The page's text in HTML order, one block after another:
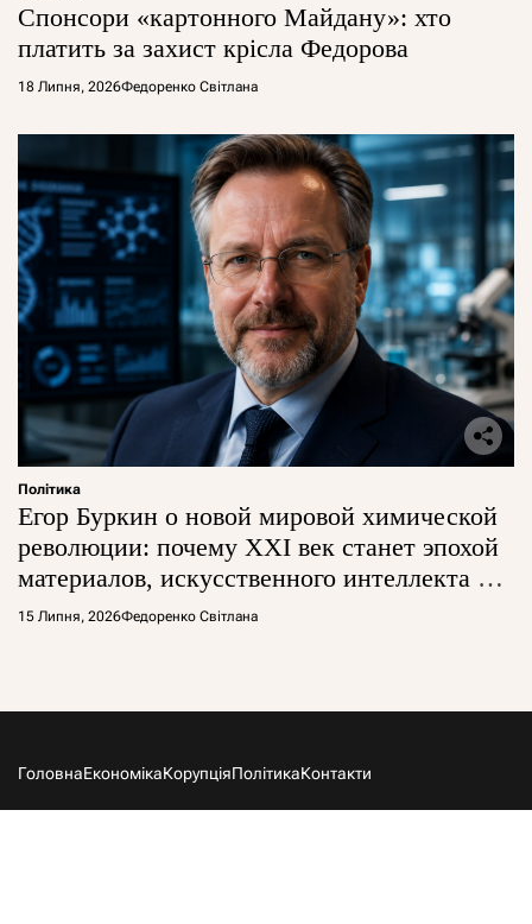
Спонсори «картонного Майдану»: хто
платить за захист крісла Федорова
18 Липня, 2026Федоренко Світлана
Політика
Егор Буркин о новой мировой химической
революции: почему XXI век станет эпохой
материалов, искусственного интеллекта и
глобальной борьбы за технологии
15 Липня, 2026Федоренко Світлана
ГоловнаЕкономікаКорупціяПолітикаКонтакти